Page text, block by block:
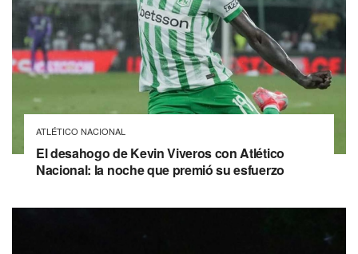
ATLÉTICO NACIONAL
El desahogo de Kevin Viveros con Atlético
Nacional: la noche que premió su esfuerzo